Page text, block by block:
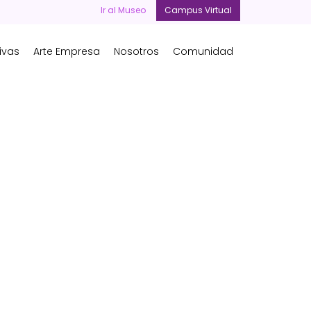
Ir al Museo Campus Virtual
Arte Empresa Nosotros Comunidad